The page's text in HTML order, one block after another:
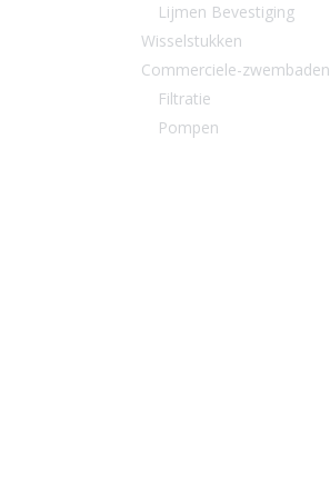
Lijmen Bevestiging
Wisselstukken
Commerciele-zwembaden
Filtratie
Pompen